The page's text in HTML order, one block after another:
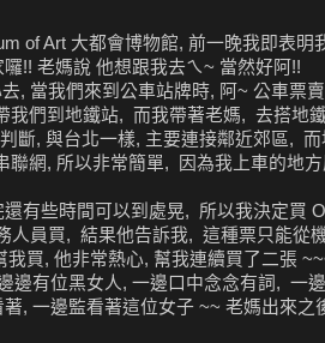
of Art 大都會博物館, 前一晚我即表明
!! 老媽說 他想跟我去ㄟ~ 當然好阿!!
, 當我們來到公車站牌時, 阿~ 公車票
們到地鐵站, 而我帶著老媽, 去搭地
斷, 與台北一樣, 主要連接鄰近郊區,
網, 所以非常簡單, 因為我上車的地
有些時間可以到處晃, 所以我決定買
員買, 結果他告訴我, 這種票只能從
買, 他非常熱心, 幫我連續買了二張
邊有位黑女人, 一邊口中念念有詞, 一
, 一邊監看著這位女子 ~~ 老媽出來之